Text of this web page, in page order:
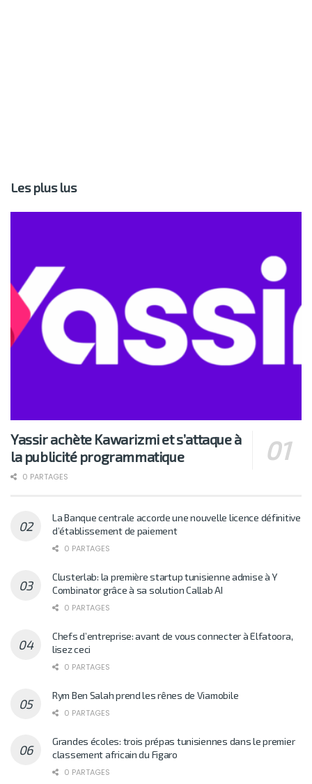
Les plus lus
Yassir achète Kawarizmi et s’attaque à
la publicité programmatique
0 PARTAGES
La Banque centrale accorde une nouvelle licence définitive
d’établissement de paiement
0 PARTAGES
Clusterlab: la première startup tunisienne admise à Y
Combinator grâce à sa solution Callab AI
0 PARTAGES
Chefs d’entreprise: avant de vous connecter à Elfatoora,
lisez ceci
0 PARTAGES
Rym Ben Salah prend les rênes de Viamobile
0 PARTAGES
Grandes écoles: trois prépas tunisiennes dans le premier
classement africain du Figaro
0 PARTAGES